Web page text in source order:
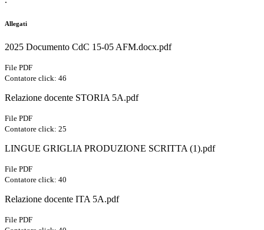
Allegati
2025 Documento CdC 15-05 AFM.docx.pdf
File PDF
Contatore click: 46
Relazione docente STORIA 5A.pdf
File PDF
Contatore click: 25
LINGUE GRIGLIA PRODUZIONE SCRITTA (1).pdf
File PDF
Contatore click: 40
Relazione docente ITA 5A.pdf
File PDF